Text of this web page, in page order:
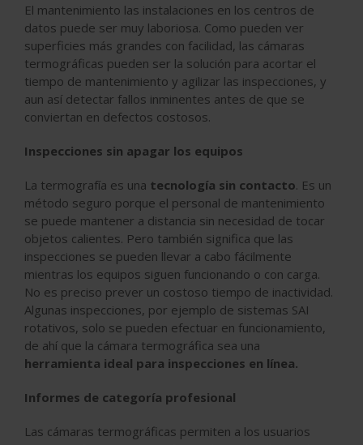
El mantenimiento las instalaciones en los centros de
datos puede ser muy laboriosa. Como pueden ver
superficies más grandes con facilidad, las cámaras
termográficas pueden ser la solución para acortar el
tiempo de mantenimiento y agilizar las inspecciones, y
aun así detectar fallos inminentes antes de que se
conviertan en defectos costosos.
Inspecciones sin apagar los equipos
La termografía es una tecnología sin contacto. Es un
método seguro porque el personal de mantenimiento
se puede mantener a distancia sin necesidad de tocar
objetos calientes. Pero también significa que las
inspecciones se pueden llevar a cabo fácilmente
mientras los equipos siguen funcionando o con carga.
No es preciso prever un costoso tiempo de inactividad.
Algunas inspecciones, por ejemplo de sistemas SAI
rotativos, solo se pueden efectuar en funcionamiento,
de ahí que la cámara termográfica sea una
herramienta ideal para inspecciones en línea.
Informes de categoría profesional
Las cámaras termográficas permiten a los usuarios